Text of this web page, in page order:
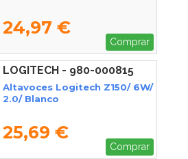
24,97 €
Comprar
LOGITECH - 980-000815
Altavoces Logitech Z150/ 6W/
2.0/ Blanco
25,69 €
Comprar